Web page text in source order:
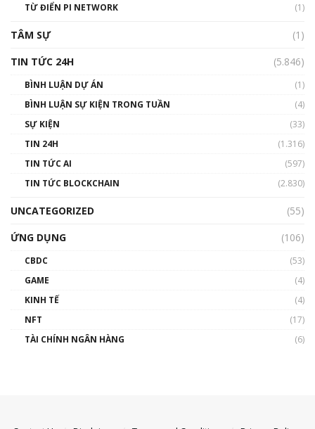
01:29:26
TỪ ĐIỂN PI NETWORK
(1)
TÂM SỰ
(1)
TIN TỨC 24H
(5.846)
BÌNH LUẬN DỰ ÁN
(1)
BÌNH LUẬN SỰ KIỆN TRONG TUẦN
(4)
SỰ KIỆN
(33)
TIN 24H
(1.316)
TIN TỨC AI
(597)
TIN TỨC BLOCKCHAIN
(2.830)
UNCATEGORIZED
(55)
ỨNG DỤNG
(106)
CBDC
(53)
GAME
(4)
KINH TẾ
(4)
NFT
(17)
TÀI CHÍNH NGÂN HÀNG
(6)